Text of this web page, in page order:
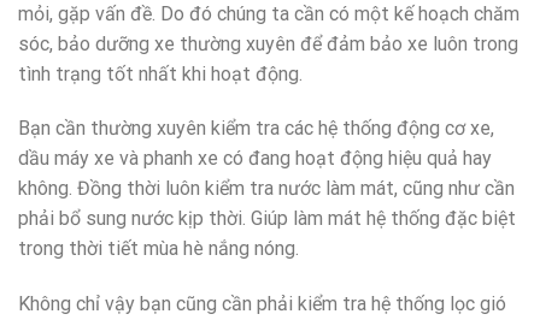
mỏi, gặp vấn đề. Do đó chúng ta cần có một kế hoạch chăm
sóc, bảo dưỡng xe thường xuyên để đảm bảo xe luôn trong
tình trạng tốt nhất khi hoạt động.
Bạn cần thường xuyên kiểm tra các hệ thống động cơ xe,
dầu máy xe và phanh xe có đang hoạt động hiệu quả hay
không. Đồng thời luôn kiểm tra nước làm mát, cũng như cần
phải bổ sung nước kịp thời. Giúp làm mát hệ thống đặc biệt
trong thời tiết mùa hè nắng nóng.
Không chỉ vậy bạn cũng cần phải kiểm tra hệ thống lọc gió